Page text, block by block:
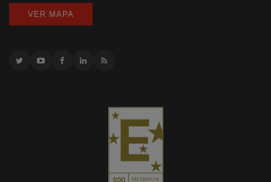
VER MAPA